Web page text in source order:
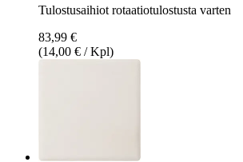
Tulostusaihiot rotaatiotulostusta varten
83,99 €
(14,00 € / Kpl)